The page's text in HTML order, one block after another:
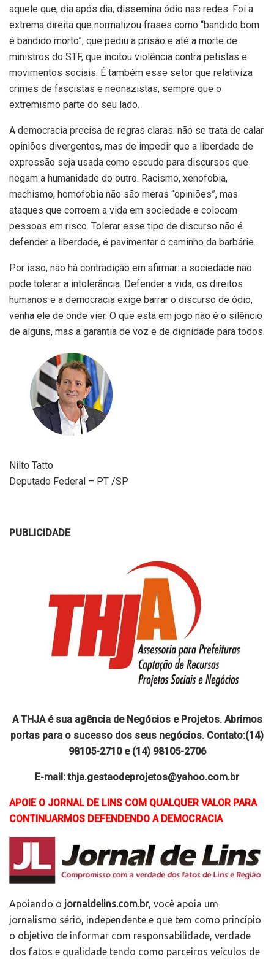
aquele que, dia após dia, dissemina ódio nas redes. Foi a
extrema direita que normalizou frases como “bandido bom
é bandido morto”, que pediu a prisão e até a morte de
ministros do STF, que incitou violência contra petistas e
movimentos sociais. É também esse setor que relativiza
crimes de fascistas e neonazistas, sempre que o
extremismo parte do seu lado.
A democracia precisa de regras claras: não se trata de calar
opiniões divergentes, mas de impedir que a liberdade de
expressão seja usada como escudo para discursos que
negam a humanidade do outro. Racismo, xenofobia,
machismo, homofobia não são meras “opiniões”, mas
ataques que corroem a vida em sociedade e colocam
pessoas em risco. Tolerar esse tipo de discurso não é
defender a liberdade, é pavimentar o caminho da barbárie.
Por isso, não há contradição em afirmar: a sociedade não
pode tolerar a intolerância. Defender a vida, os direitos
humanos e a democracia exige barrar o discurso de ódio,
venha ele de onde vier. O que está em jogo não é o silêncio
de alguns, mas a garantia de voz e de dignidade para todos.
Nilto Tatto
Deputado Federal – PT /SP
PUBLICIDADE
A THJA é sua agência de Negócios e Projetos. Abrimos
portas para o sucesso dos seus negócios. Contato:(14)
98105-2710 e (14) 98105-2706
E-mail: thja.gestaodeprojetos@yahoo.com.br
APOIE O JORNAL DE LINS COM QUALQUER VALOR PARA
CONTINUARMOS DEFENDENDO A DEMOCRACIA
Apoiando o jornaldelins.com.br, você apoia um
jornalismo sério, independente e que tem como princípio
o objetivo de informar com responsabilidade, verdade
dos fatos e qualidade tendo como parceiros veículos de